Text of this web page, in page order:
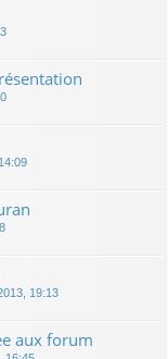
19:13
aux forum